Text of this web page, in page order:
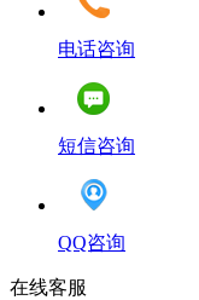
电话咨询
短信咨询
QQ咨询
在线客服